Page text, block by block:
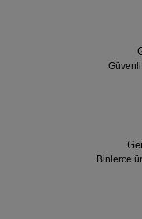
Binlerce